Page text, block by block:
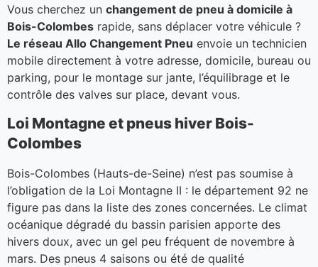
Vous cherchez un changement de pneu à domicile à
Bois-Colombes rapide, sans déplacer votre véhicule ?
Le réseau Allo Changement Pneu envoie un technicien
mobile directement à votre adresse, domicile, bureau ou
parking, pour le montage sur jante, l’équilibrage et le
contrôle des valves sur place, devant vous.
Loi Montagne et pneus hiver Bois-
Colombes
Bois-Colombes (Hauts-de-Seine) n’est pas soumise à
l’obligation de la Loi Montagne II : le département 92 ne
figure pas dans la liste des zones concernées. Le climat
océanique dégradé du bassin parisien apporte des
hivers doux, avec un gel peu fréquent de novembre à
mars. Des pneus 4 saisons ou été de qualité